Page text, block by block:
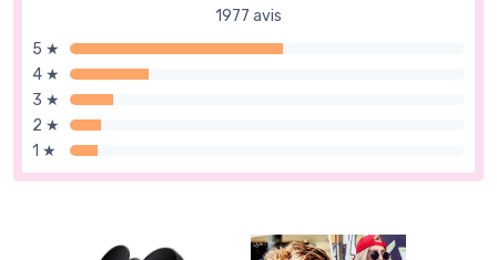
1977 avis
5 ★
4 ★
3 ★
2 ★
1 ★